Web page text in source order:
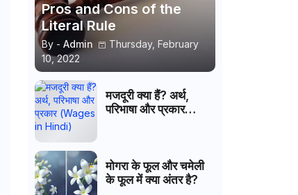
Pros and Cons of the
Literal Rule
By - Admin
Thursday, February
10, 2022
मजदूरी क्या हैं? अर्थ,
परिभाषा और प्रकार
मोगरा के फूल और चमेली
के फूल में क्या अंतर है?